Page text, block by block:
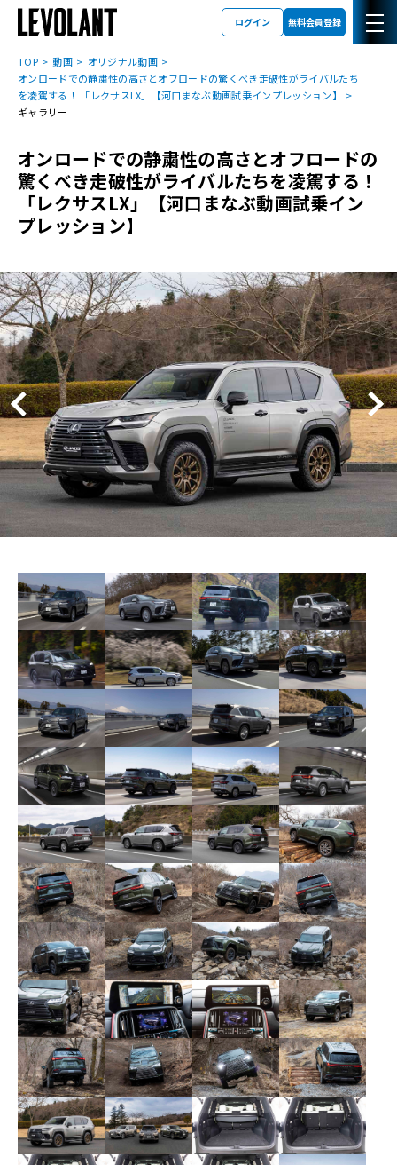
ログイン 無料会員登録
TOP 動画
オリジナル動画
オンロードでの静粛性の高さとオフロードの驚くべき走破性がライバルたち
を凌駕する！ 「レクサスLX」【河口まなぶ動画試乗インプレッション】
ギャラリー
オンロードでの静粛性の高さとオフロードの
驚くべき走破性がライバルたちを凌駕する！
「レクサスLX」【河口まなぶ動画試乗イン
プレッション】